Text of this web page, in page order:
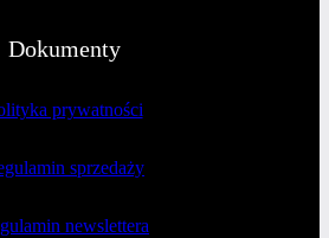
Dokumenty
prywatności
sprzedaży
newslettera